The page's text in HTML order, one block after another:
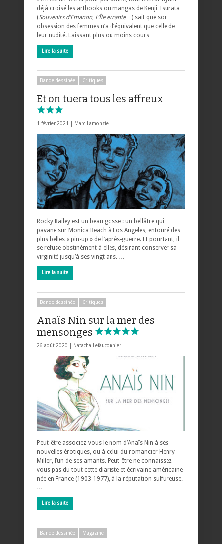
déjà croisé les artbooks ou mangas de Kenji Tsurata
(Souvenirs d’Emanon, L’Île errante…) sait que son
obsession des femmes n’a d’équivalent que celle de
leur nudité. Laissant plus ou moins cours …
Lire la suite
Bande dessinée Critiques
Et on tuera tous les affreux
1 février 2021 | Marc Lamonzie
Rocky Bailey est un beau gosse : un bellâtre qui
pavane sur Monica Beach à Los Angeles, entouré des
plus belles « pin-up » de l’après-guerre. Et pourtant, il
se refuse obstinément à elles, désirant conserver sa
virginité jusqu’à ses vingt ans. …
Lire la suite
Bande dessinée Critiques
Anaïs Nin sur la mer des
mensonges
26 août 2020 | Natacha Lefauconnier
Peut-être associez-vous le nom d’Anaïs Nin à ses
nouvelles érotiques, ou à celui du romancier Henry
Miller, l’un de ses amants. Peut-être ne connaissez-
vous pas du tout cette diariste et écrivaine américaine
née en France (1903-1977), à la réputation sulfureuse.
…
Lire la suite
Bande dessinée Magazine